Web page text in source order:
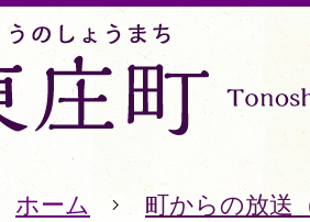
ホーム 町からの放送